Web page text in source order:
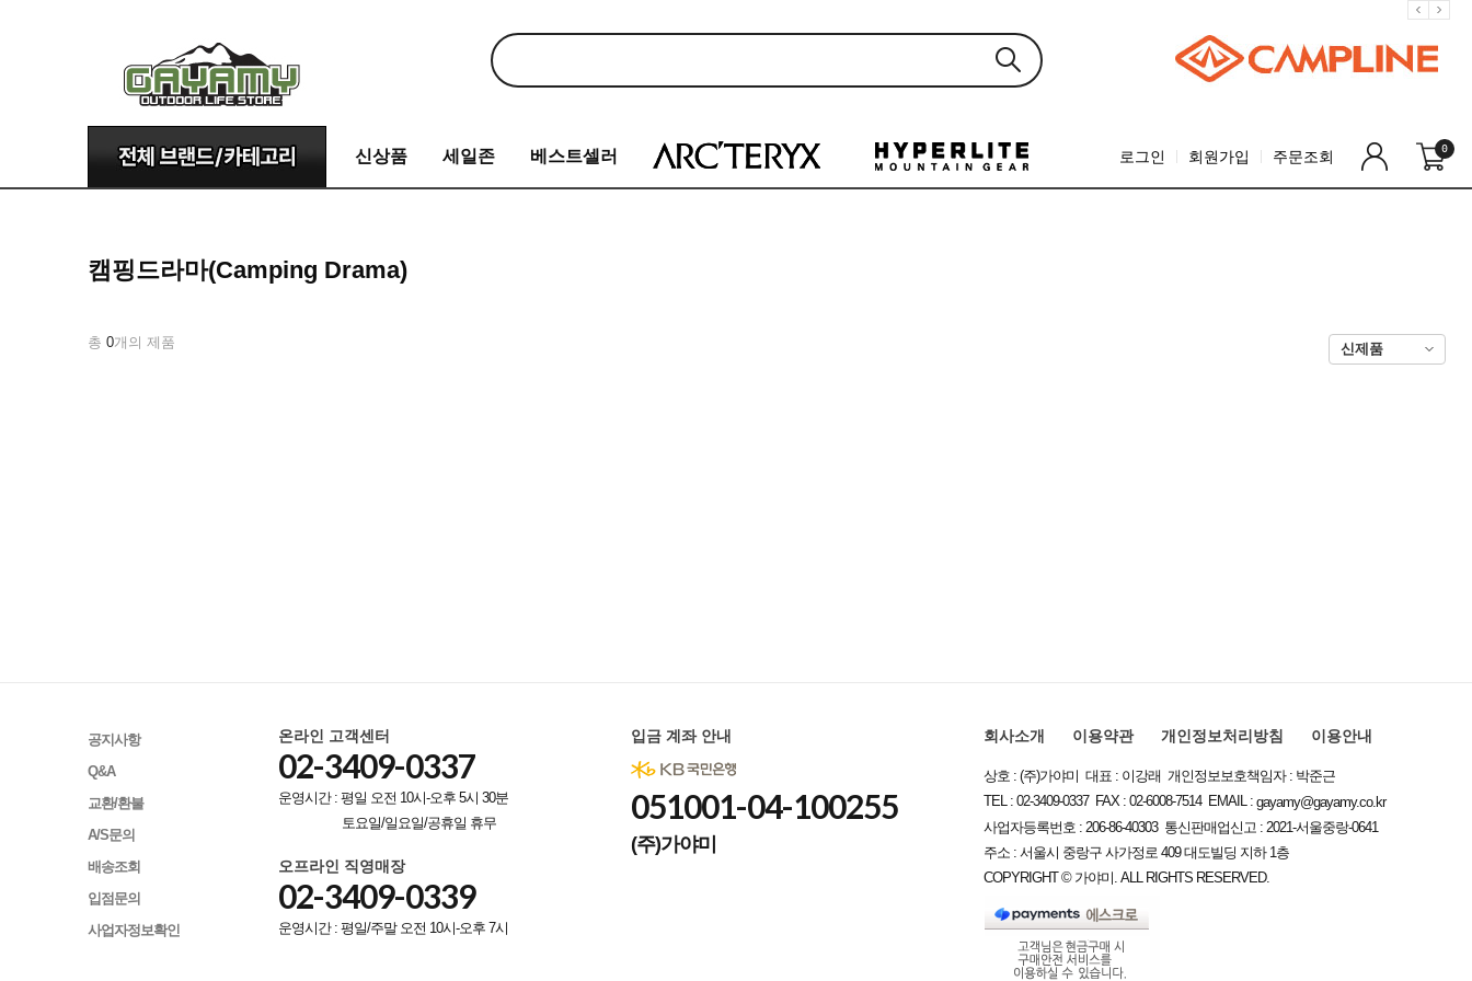
신상품 세일존 베스트셀러 로그인 회원가입 주문조회 0
캠핑드라마(Camping Drama)
총 0개의 제품
공지사항
Q&A
교환/환불
A/S문의
배송조회
입점문의
사업자정보확인
온라인 고객센터
02-3409-0337
운영시간 : 평일 오전 10시-오후 5시 30분
토요일/일요일/공휴일 휴무
오프라인 직영매장
02-3409-0339
운영시간 : 평일/주말 오전 10시-오후 7시
입금 계좌 안내
051001-04-100255
(주)가야미
회사소개 이용약관 개인정보처리방침 이용안내
상호 : (주)가야미 대표 : 이강래 개인정보보호책임자 : 박준근
TEL : 02-3409-0337 FAX : 02-6008-7514 EMAIL :gayamy@gayamy.co.kr
사업자등록번호 : 206-86-40303 통신판매업신고 : 2021-서울중랑-0641
주소 : 서울시 중랑구 사가정로 409 대도빌딩 지하 1층
COPYRIGHT © 가야미. ALL RIGHTS RESERVED.